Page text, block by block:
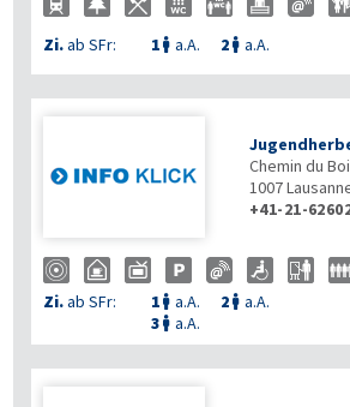
Zi.ab SFr: 1  a.A. 2  a.A.
Chemin du
1007
+41-21-
Zi.ab SFr: 1  a.A. 2  a.A.
3  a.A.